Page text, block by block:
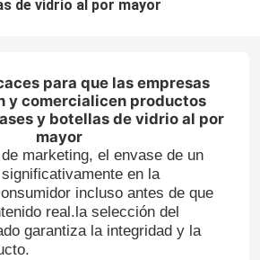
de vidrio al por mayor
para que las empresas
y comercialicen productos
y botellas de vidrio al por
mayor
marketing, el envase de un
en la
incluso antes de que
real.la selección del
garantiza la integridad y la